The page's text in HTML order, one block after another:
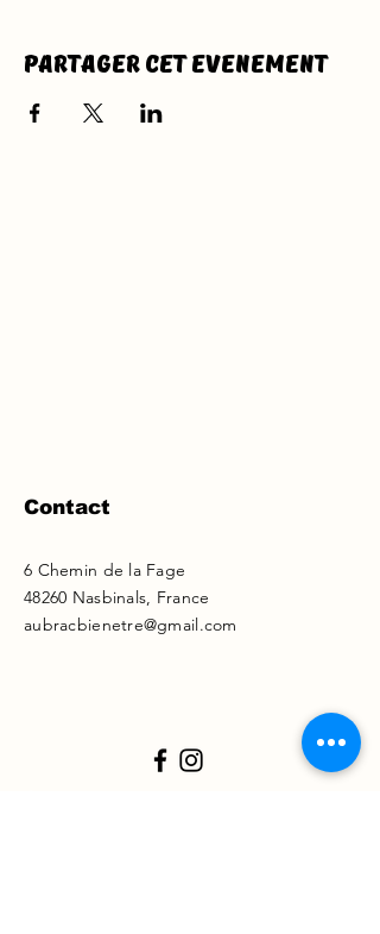
Partager cet evenement
Contact
6 Chemin de la Fage
48260 Nasbinals, France
aubracbienetre@gmail.com